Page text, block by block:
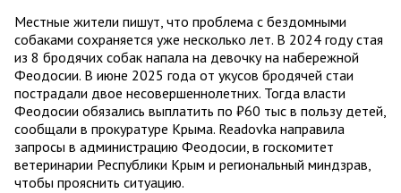
Местные жители пишут, что проблема с бездомными
собаками сохраняется уже несколько лет. В 2024 году стая
из 8 бродячих собак напала на девочку на набережной
Феодосии. В июне 2025 года от укусов бродячей стаи
пострадали двое несовершеннолетних. Тогда власти
Феодосии обязались выплатить по ₽60 тыс в пользу детей,
сообщали в прокуратуре Крыма. Readovka направила
запросы в администрацию Феодосии, в госкомитет
ветеринарии Республики Крым и региональный миндзрав,
чтобы прояснить ситуацию.